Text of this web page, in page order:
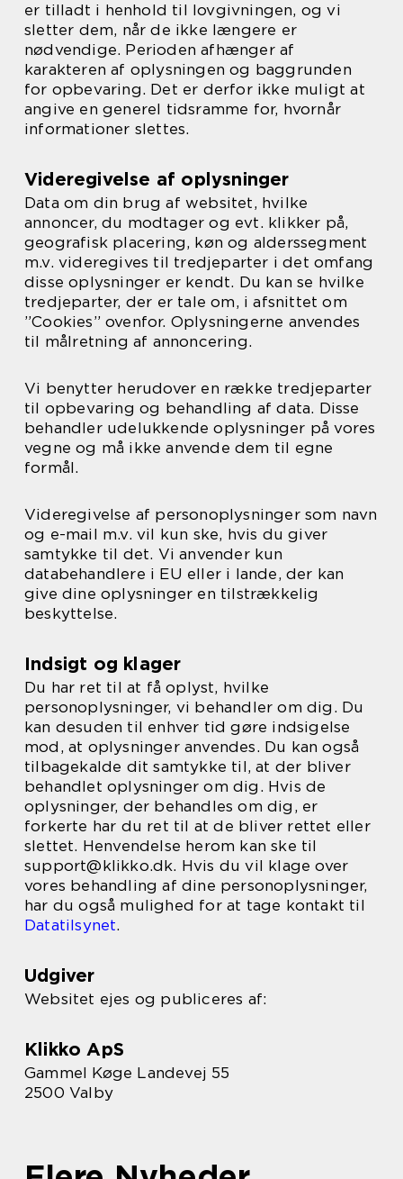
er tilladt i henhold til lovgivningen, og vi
sletter dem, når de ikke længere er
nødvendige. Perioden afhænger af
karakteren af oplysningen og baggrunden
for opbevaring. Det er derfor ikke muligt at
angive en generel tidsramme for, hvornår
informationer slettes.
Videregivelse af oplysninger
Data om din brug af websitet, hvilke
annoncer, du modtager og evt. klikker på,
geografisk placering, køn og alderssegment
m.v. videregives til tredjeparter i det omfang
disse oplysninger er kendt. Du kan se hvilke
tredjeparter, der er tale om, i afsnittet om
”Cookies” ovenfor. Oplysningerne anvendes
til målretning af annoncering.
Vi benytter herudover en række tredjeparter
til opbevaring og behandling af data. Disse
behandler udelukkende oplysninger på vores
vegne og må ikke anvende dem til egne
formål.
Videregivelse af personoplysninger som navn
og e-mail m.v. vil kun ske, hvis du giver
samtykke til det. Vi anvender kun
databehandlere i EU eller i lande, der kan
give dine oplysninger en tilstrækkelig
beskyttelse.
Indsigt og klager
Du har ret til at få oplyst, hvilke
personoplysninger, vi behandler om dig. Du
kan desuden til enhver tid gøre indsigelse
mod, at oplysninger anvendes. Du kan også
tilbagekalde dit samtykke til, at der bliver
behandlet oplysninger om dig. Hvis de
oplysninger, der behandles om dig, er
forkerte har du ret til at de bliver rettet eller
slettet. Henvendelse herom kan ske til
support@klikko.dk. Hvis du vil klage over
vores behandling af dine personoplysninger,
har du også mulighed for at tage kontakt til
Datatilsynet.
Udgiver
Websitet ejes og publiceres af:
Klikko ApS
Gammel Køge Landevej 55
2500 Valby